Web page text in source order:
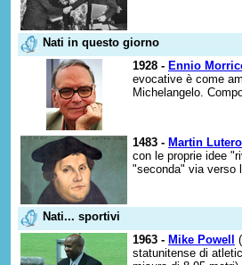
Nati in questo giorno
1928 - Ennio
evocative è come
Michelangelo.
1483 - Martin Lutero
con le proprie idee
"seconda" via verso
Nati... sportivi
1963 - Mike Powell
statunitense di